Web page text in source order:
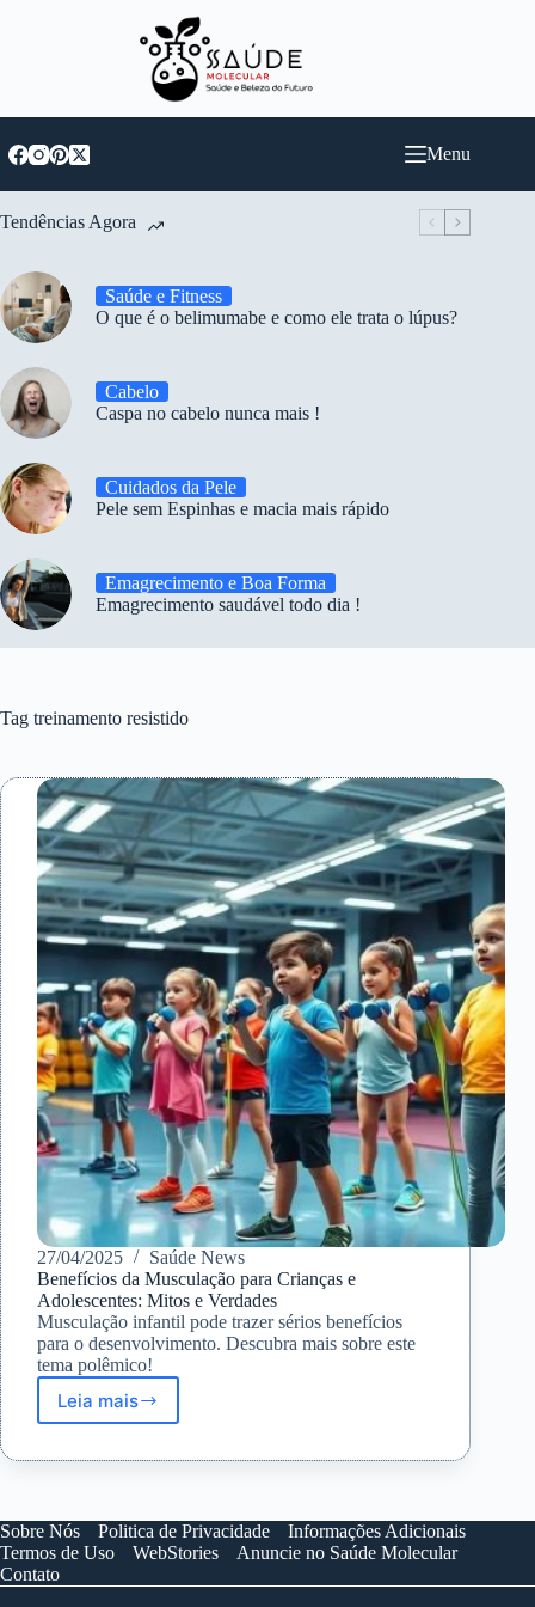
Menu
Tendências Agora
Saúde e Fitness
O que é o belimumabe e como ele trata o lúpus?
Cabelo
Caspa no cabelo nunca mais !
Cuidados da Pele
Pele sem Espinhas e macia mais rápido
Emagrecimento e Boa Forma
Emagrecimento saudável todo dia !
Tag treinamento resistido
27/04/2025
Saúde News
Benefícios da Musculação para Crianças e
Adolescentes: Mitos e Verdades
Musculação infantil pode trazer sérios benefícios
para o desenvolvimento. Descubra mais sobre este
tema polêmico!
Leia maisBenefícios
Musculação
e
Adolescentes:
e
Sobre Nós Politica de Privacidade
Informações Adicionais
Termos de Uso
WebStories
Anuncie no Saúde Molecular
Contato